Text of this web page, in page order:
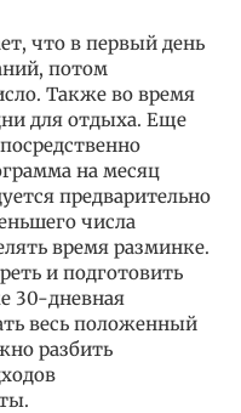
что в первый день
потом
Также во время
для отдыха. Еще
на месяц
предварительно
числа
время разминке.
и подготовить
30-дневная
весь положенный
разбить